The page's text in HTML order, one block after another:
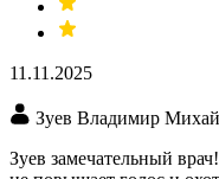
11.11.2025
Зуев Владимир
Зуев замечательный